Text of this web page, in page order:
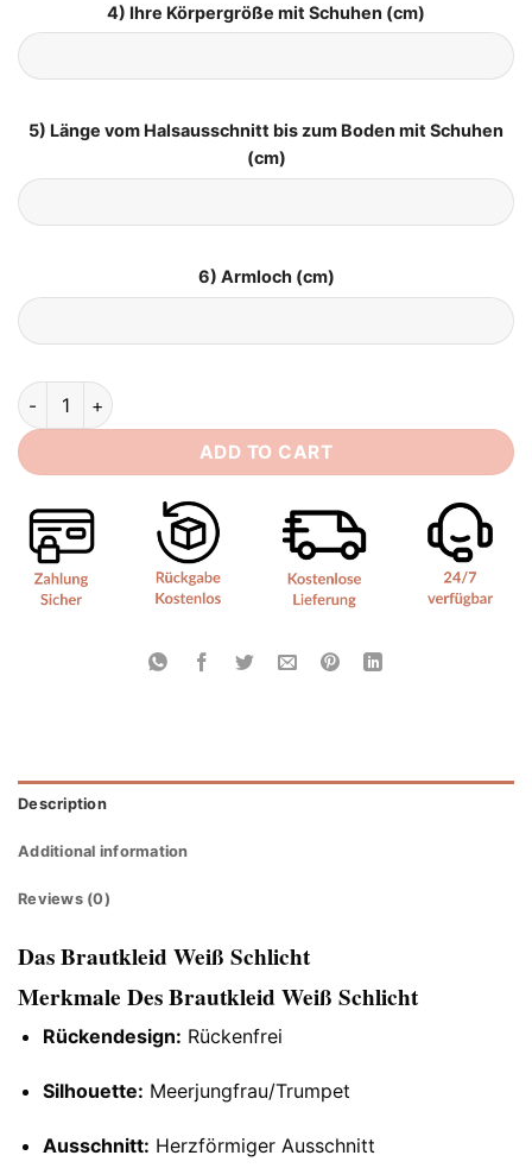
4) Ihre Körpergröße mit Schuhen (cm)
5) Länge vom Halsausschnitt bis zum Boden mit Schuhen
(cm)
6) Armloch (cm)
Brautkleid Weiß Schlicht quantity
ADD TO CART
Description
Additional information
Reviews (0)
Das Brautkleid Weiß Schlicht
Merkmale Des Brautkleid Weiß Schlicht
Rückendesign: Rückenfrei
Silhouette: Meerjungfrau/Trumpet
Ausschnitt: Herzförmiger Ausschnitt